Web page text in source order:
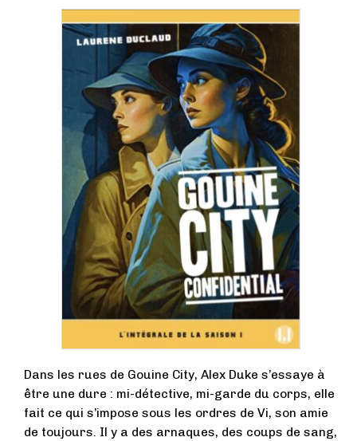
Dans les rues de Gouine City, Alex Duke s’essaye à
être une dure : mi-détective, mi-garde du corps, elle
fait ce qui s’impose sous les ordres de Vi, son amie
de toujours. Il y a des arnaques, des coups de sang,